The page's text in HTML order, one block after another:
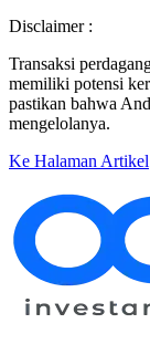
Disclaimer :
Transaksi
memiliki potensi
pastikan bahwa
mengelolanya.
Ke Halaman Artikel